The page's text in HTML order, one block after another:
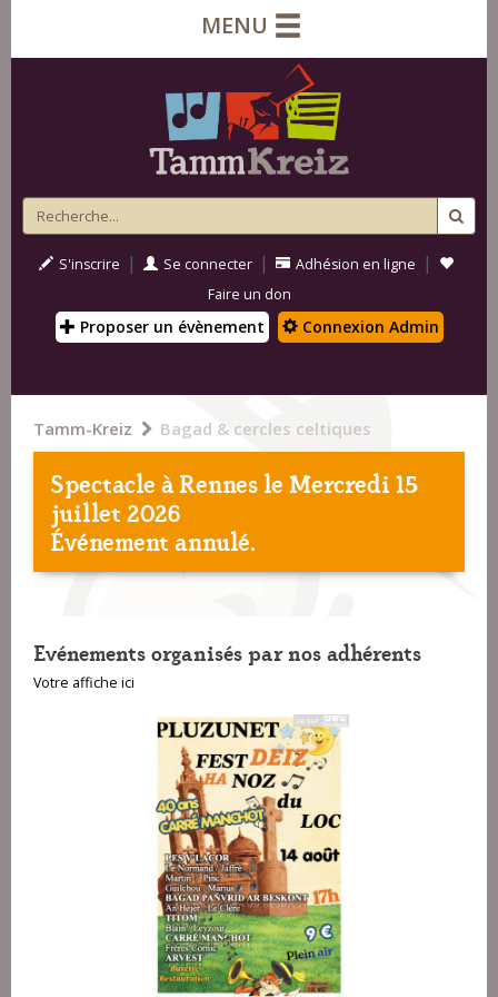
MENU
S'inscrire | Se connecter | Adhésion en ligne |
Faire un don
Proposer un évènement Connexion Admin
Tamm-Kreiz Bagad & cercles celtiques
Spectacle àRennesle Mercredi 15
juillet 2026
Événement annulé.
Evénements organisés par nos adhérents
Votre affiche ici